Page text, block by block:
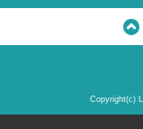
Copyright(c)